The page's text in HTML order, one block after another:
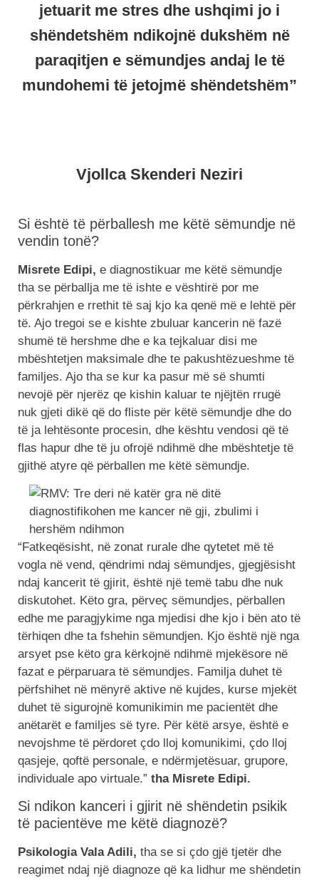
jetuarit me stres dhe ushqimi jo i
shëndetshëm ndikojnë dukshëm në
paraqitjen e sëmundjes andaj le të
mundohemi të jetojmë shëndetshëm”
Vjollca Skenderi Neziri
Si është të përballesh me këtë sëmundje në
vendin tonë?
Misrete Edipi, e diagnostikuar me këtë sëmundje
tha se përballja me të ishte e vështirë por me
përkrahjen e rrethit të saj kjo ka qenë më e lehtë për
të. Ajo tregoi se e kishte zbuluar kancerin në fazë
shumë të hershme dhe e ka tejkaluar disi me
mbështetjen maksimale dhe te pakushtëzueshme të
familjes. Ajo tha se kur ka pasur më së shumti
nevojë për njerëz qe kishin kaluar te njëjtën rrugë
nuk gjeti dikë që do fliste për këtë sëmundje dhe do
të ja lehtësonte procesin, dhe kështu vendosi që të
flas hapur dhe të ju ofrojë ndihmë dhe mbështetje të
gjithë atyre që përballen me këtë sëmundje.
“Fatkeqësisht, në zonat rurale dhe qytetet më të
vogla në vend, qëndrimi ndaj sëmundjes, gjegjësisht
ndaj kancerit të gjirit, është një temë tabu dhe nuk
diskutohet. Këto gra, përveç sëmundjes, përballen
edhe me paragjykime nga mjedisi dhe kjo i bën ato të
tërhiqen dhe ta fshehin sëmundjen. Kjo është një nga
arsyet pse këto gra kërkojnë ndihmë mjekësore në
fazat e përparuara të sëmundjes. Familja duhet të
përfshihet në mënyrë aktive në kujdes, kurse mjekët
duhet të sigurojnë komunikimin me pacientët dhe
anëtarët e familjes së tyre. Për këtë arsye, është e
nevojshme të përdoret çdo lloj komunikimi, çdo lloj
qasjeje, qoftë personale, e ndërmjetësuar, grupore,
individuale apo virtuale.” tha Misrete Edipi.
Si ndikon kanceri i gjirit në shëndetin psikik
të pacientëve me këtë diagnozë?
Psikologia Vala Adili, tha se si çdo gjë tjetër dhe
reagimet ndaj një diagnoze që ka lidhur me shëndetin